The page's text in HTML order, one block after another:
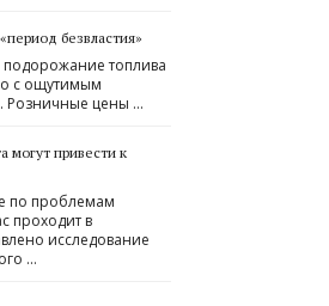
безвластия»
топлива
с ощутимым
Розничные цены …
могут привести к
по проблемам
проходит в
исследование
…